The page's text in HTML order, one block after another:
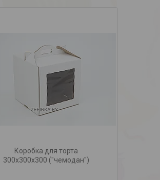
Коробка для торта
300х300х300 ("чемодан")